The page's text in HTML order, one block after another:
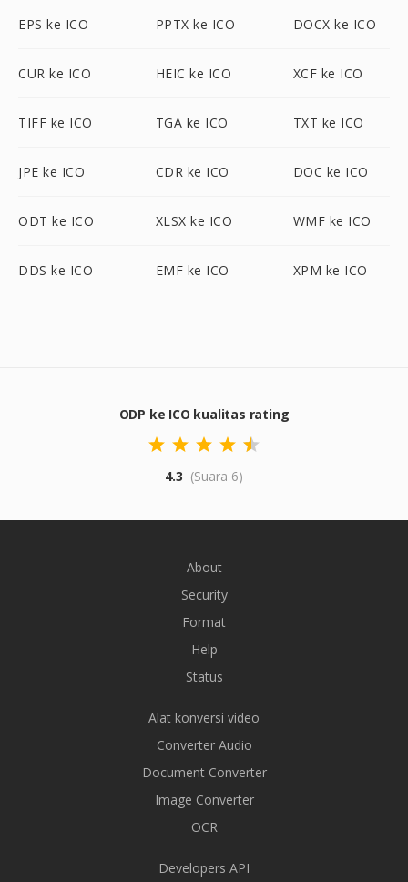
EPS ke ICO PPTX ke ICO DOCX ke ICO
CUR ke ICO HEIC ke ICO XCF ke ICO
TIFF ke ICO TGA ke ICO TXT ke ICO
JPE ke ICO CDR ke ICO DOC ke ICO
ODT ke ICO XLSX ke ICO WMF ke ICO
DDS ke ICO EMF ke ICO XPM ke ICO
ODP ke ICO kualitas rating
4.3 (Suara 6)
About
Security
Format
Help
Status
Alat konversi video
Converter Audio
Document Converter
Image Converter
OCR
Developers API